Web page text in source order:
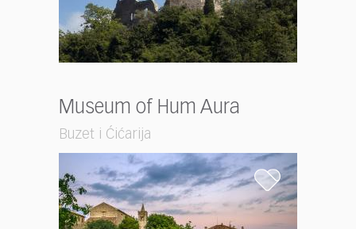
Museum of Hum Aura
Buzet i Ćićarija